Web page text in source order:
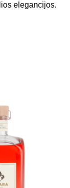
elegancijos.